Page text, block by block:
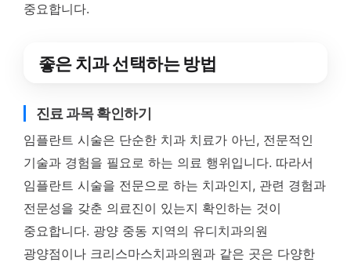
중요합니다.
좋은 치과 선택하는 방법
진료 과목 확인하기
임플란트 시술은 단순한 치과 치료가 아닌, 전문적인
기술과 경험을 필요로 하는 의료 행위입니다. 따라서
임플란트 시술을 전문으로 하는 치과인지, 관련 경험과
전문성을 갖춘 의료진이 있는지 확인하는 것이
중요합니다. 광양 중동 지역의 유디치과의원
광양점이나 크리스마스치과의원과 같은 곳은 다양한